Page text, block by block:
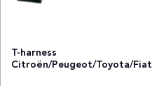
T-harness
Citroën/Peugeot/Toyota/Fiat